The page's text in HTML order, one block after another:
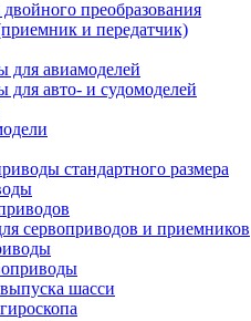
преобразования
и передатчик)
для авиамоделей
для авто- и судомоделей
стандартного размера
сервоприводов и приемников
шасси